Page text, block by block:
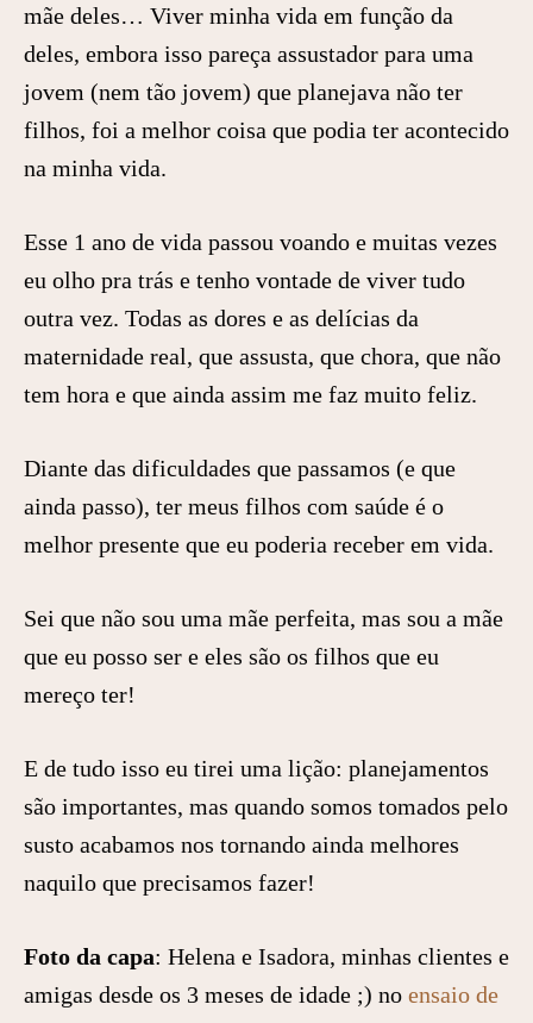
mãe deles… Viver minha vida em função da
deles, embora isso pareça assustador para uma
jovem (nem tão jovem) que planejava não ter
filhos, foi a melhor coisa que podia ter acontecido
na minha vida.
Esse 1 ano de vida passou voando e muitas vezes
eu olho pra trás e tenho vontade de viver tudo
outra vez. Todas as dores e as delícias da
maternidade real, que assusta, que chora, que não
tem hora e que ainda assim me faz muito feliz.
Diante das dificuldades que passamos (e que
ainda passo), ter meus filhos com saúde é o
melhor presente que eu poderia receber em vida.
Sei que não sou uma mãe perfeita, mas sou a mãe
que eu posso ser e eles são os filhos que eu
mereço ter!
E de tudo isso eu tirei uma lição: planejamentos
são importantes, mas quando somos tomados pelo
susto acabamos nos tornando ainda melhores
naquilo que precisamos fazer!
Foto da capa: Helena e Isadora, minhas clientes e
amigas desde os 3 meses de idade ;) no ensaio de